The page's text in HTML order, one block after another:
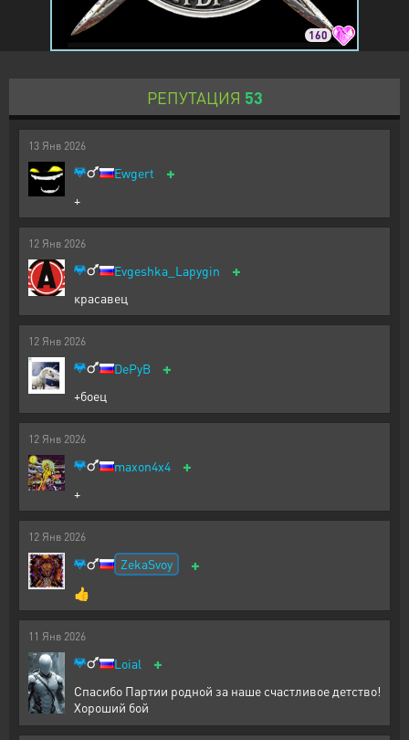
160
РЕПУТАЦИЯ 53
13 Янв 2026
Ewgert +
+
12 Янв 2026
Evgeshka_Lapygin +
красавец
12 Янв 2026
DePyB +
+боец
12 Янв 2026
maxon4x4 +
+
12 Янв 2026
ZekaSvoy +
👍
11 Янв 2026
Loial +
Спасибо Партии родной за наше счастливое детство!
Хороший бой